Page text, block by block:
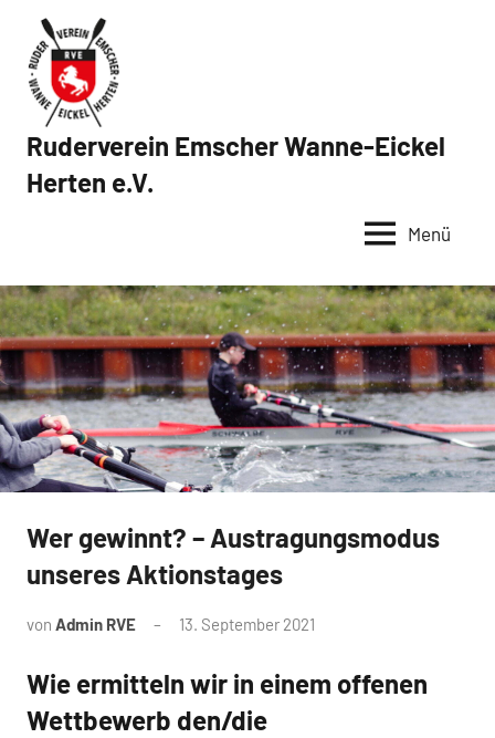
Inhalt
springen
Ruderverein Emscher Wanne-Eickel
Herten e.V.
Menü
News
Wer gewinnt? – Austragungsmodus
unseres Aktionstages
von Admin RVE 13. September 2021
Wie ermitteln wir in einem offenen
Wettbewerb den/die